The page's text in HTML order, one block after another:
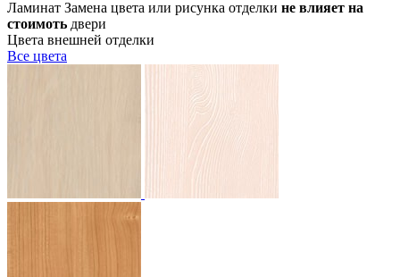
Ламинат Замена цвета или рисунка отделки не влияет на
стоимоть двери
Цвета внешней отделки
Все цвета